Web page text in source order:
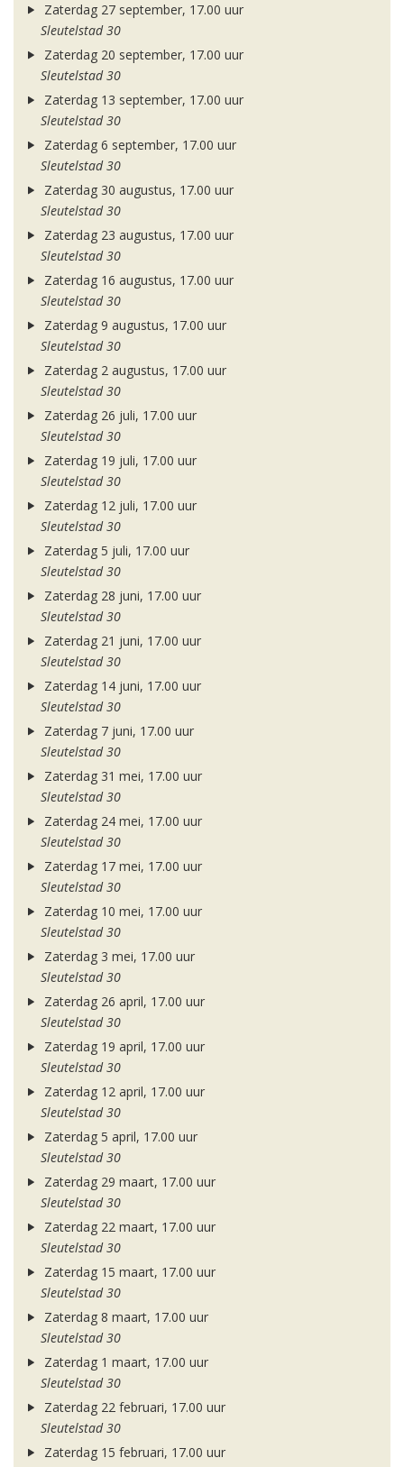
Zaterdag 27 september, 17.00 uur
Sleutelstad 30
Zaterdag 20 september, 17.00 uur
Sleutelstad 30
Zaterdag 13 september, 17.00 uur
Sleutelstad 30
Zaterdag 6 september, 17.00 uur
Sleutelstad 30
Zaterdag 30 augustus, 17.00 uur
Sleutelstad 30
Zaterdag 23 augustus, 17.00 uur
Sleutelstad 30
Zaterdag 16 augustus, 17.00 uur
Sleutelstad 30
Zaterdag 9 augustus, 17.00 uur
Sleutelstad 30
Zaterdag 2 augustus, 17.00 uur
Sleutelstad 30
Zaterdag 26 juli, 17.00 uur
Sleutelstad 30
Zaterdag 19 juli, 17.00 uur
Sleutelstad 30
Zaterdag 12 juli, 17.00 uur
Sleutelstad 30
Zaterdag 5 juli, 17.00 uur
Sleutelstad 30
Zaterdag 28 juni, 17.00 uur
Sleutelstad 30
Zaterdag 21 juni, 17.00 uur
Sleutelstad 30
Zaterdag 14 juni, 17.00 uur
Sleutelstad 30
Zaterdag 7 juni, 17.00 uur
Sleutelstad 30
Zaterdag 31 mei, 17.00 uur
Sleutelstad 30
Zaterdag 24 mei, 17.00 uur
Sleutelstad 30
Zaterdag 17 mei, 17.00 uur
Sleutelstad 30
Zaterdag 10 mei, 17.00 uur
Sleutelstad 30
Zaterdag 3 mei, 17.00 uur
Sleutelstad 30
Zaterdag 26 april, 17.00 uur
Sleutelstad 30
Zaterdag 19 april, 17.00 uur
Sleutelstad 30
Zaterdag 12 april, 17.00 uur
Sleutelstad 30
Zaterdag 5 april, 17.00 uur
Sleutelstad 30
Zaterdag 29 maart, 17.00 uur
Sleutelstad 30
Zaterdag 22 maart, 17.00 uur
Sleutelstad 30
Zaterdag 15 maart, 17.00 uur
Sleutelstad 30
Zaterdag 8 maart, 17.00 uur
Sleutelstad 30
Zaterdag 1 maart, 17.00 uur
Sleutelstad 30
Zaterdag 22 februari, 17.00 uur
Sleutelstad 30
Zaterdag 15 februari, 17.00 uur